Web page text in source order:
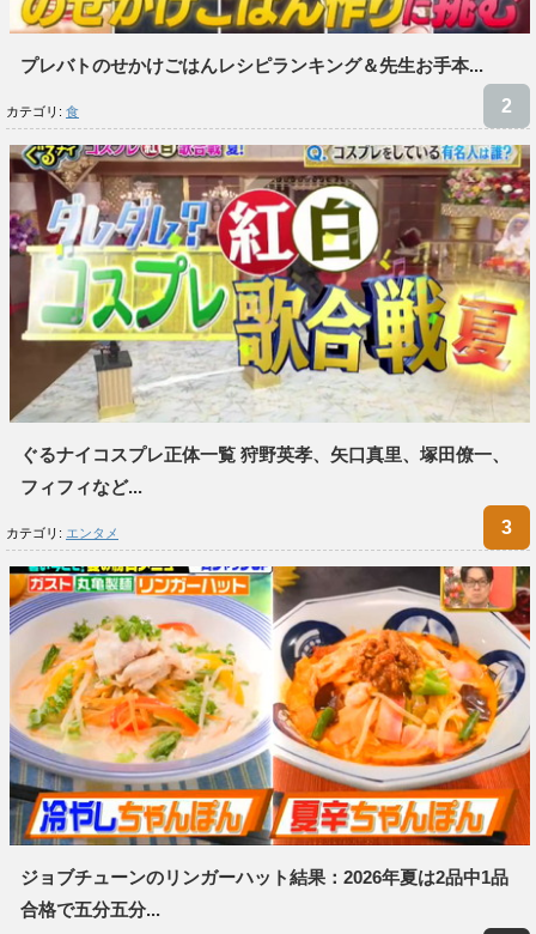
プレバトのせかけごはんレシピランキング＆先生お手本...
カテゴリ: 食
ぐるナイコスプレ正体一覧 狩野英孝、矢口真里、塚田僚一、
フィフィなど...
カテゴリ: エンタメ
ジョブチューンのリンガーハット結果：2026年夏は2品中1品
合格で五分五分...